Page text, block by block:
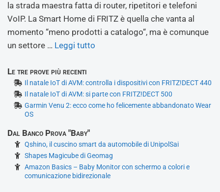
la strada maestra fatta di router, ripetitori e telefoni
VoIP. La Smart Home di FRITZ è quella che vanta al
momento “meno prodotti a catalogo“, ma è comunque
un settore … Leggi tutto
Le tre prove più recenti
Il natale IoT di AVM: controlla i dispositivi con FRITZ!DECT 440
Il natale IoT di AVM: si parte con FRITZ!DECT 500
Garmin Venu 2: ecco come ho felicemente abbandonato Wear
OS
Dal Banco Prova "Baby"
Qshino, il cuscino smart da automobile di UnipolSai
Shapes Magicube di Geomag
Amazon Basics – Baby Monitor con schermo a colori e
comunicazione bidirezionale